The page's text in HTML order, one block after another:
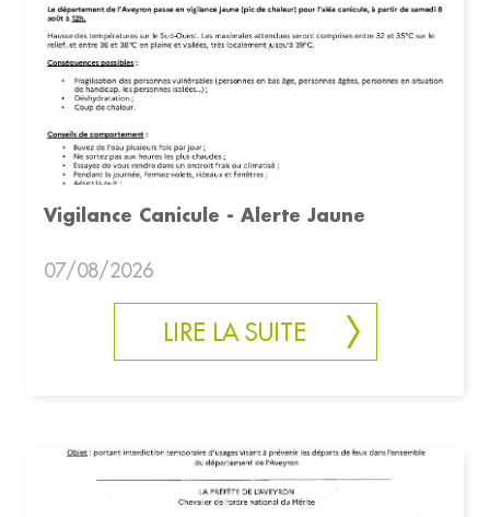
Vigilance Canicule - Alerte Jaune
07/08/2026
LIRE LA SUITE